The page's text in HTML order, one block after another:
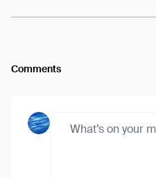
Comments